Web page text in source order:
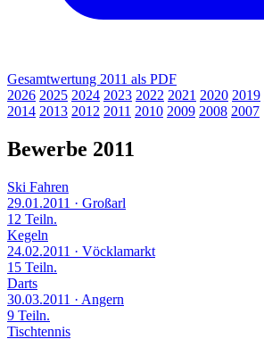
Gesamtwertung 2011 als PDF
2026 2025 2024 2023 2022 2021 2020 2019
2014 2013 2012 2011 2010 2009 2008 2007
Bewerbe 2011
Ski Fahren
29.01.2011 · Großarl
12 Teiln.
Kegeln
24.02.2011 · Vöcklamarkt
15 Teiln.
Darts
30.03.2011 · Angern
9 Teiln.
Tischtennis